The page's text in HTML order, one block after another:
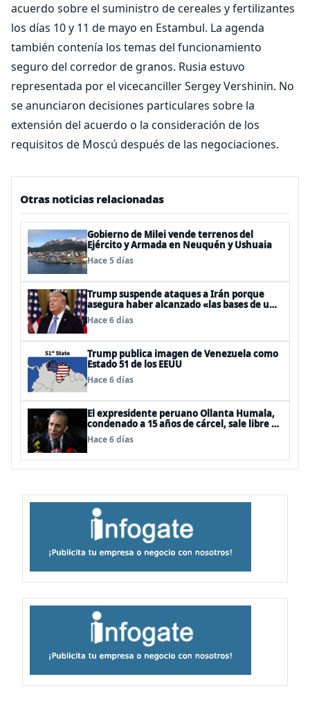
acuerdo sobre el suministro de cereales y fertilizantes
los días 10 y 11 de mayo en Estambul. La agenda
también contenía los temas del funcionamiento
seguro del corredor de granos. Rusia estuvo
representada por el vicecanciller Sergey Vershinin. No
se anunciaron decisiones particulares sobre la
extensión del acuerdo o la consideración de los
requisitos de Moscú después de las negociaciones.
Otras noticias relacionadas
Gobierno de Milei vende terrenos del
Ejército y Armada en Neuquén y Ushuaia
Hace 5 días
Trump suspende ataques a Irán porque
asegura haber alcanzado «las bases de un
acuerdo»
Hace 6 días
Trump publica imagen de Venezuela como
Estado 51 de los EEUU
Hace 6 días
El expresidente peruano Ollanta Humala,
condenado a 15 años de cárcel, sale libre al
anularse su caso
Hace 6 días